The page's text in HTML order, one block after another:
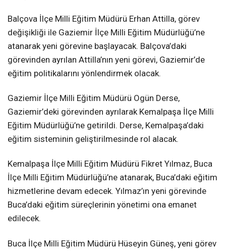
Balçova İlçe Milli Eğitim Müdürü Erhan Attilla, görev
değişikliği ile Gaziemir İlçe Milli Eğitim Müdürlüğü’ne
atanarak yeni görevine başlayacak. Balçova’daki
görevinden ayrılan Attilla’nın yeni görevi, Gaziemir’de
eğitim politikalarını yönlendirmek olacak.
Gaziemir İlçe Milli Eğitim Müdürü Ogün Derse,
Gaziemir’deki görevinden ayrılarak Kemalpaşa İlçe Milli
Eğitim Müdürlüğü’ne getirildi. Derse, Kemalpaşa’daki
eğitim sisteminin geliştirilmesinde rol alacak.
Kemalpaşa İlçe Milli Eğitim Müdürü Fikret Yılmaz, Buca
İlçe Milli Eğitim Müdürlüğü’ne atanarak, Buca’daki eğitim
hizmetlerine devam edecek. Yılmaz’ın yeni görevinde
Buca’daki eğitim süreçlerinin yönetimi ona emanet
edilecek.
Buca İlçe Milli Eğitim Müdürü Hüseyin Güneş, yeni görev